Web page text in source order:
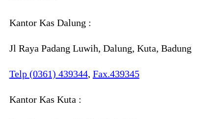
Kantor Kas Dalung :
Jl Raya Padang Luwih, Dalung, Kuta, Badung
Telp (0361) 439344, Fax.439345
Kantor Kas Kuta :